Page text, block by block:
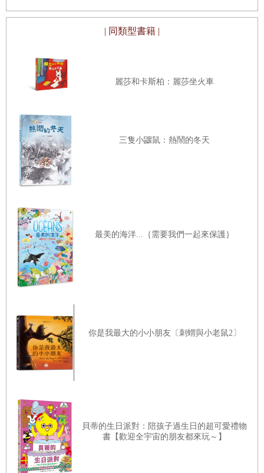
| 同類型書籍 |
麗莎和卡斯柏：麗莎坐火車
三隻小鼴鼠：熱鬧的冬天
最美的海洋...｛需要我們一起來保護｝
你是我最大的小小朋友〔刺蝟與小老鼠2〕
貝蒂的生日派對：陪孩子過生日的超可愛禮物
書【歡迎全宇宙的朋友都來玩～】